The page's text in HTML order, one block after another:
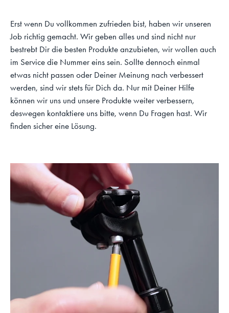
Erst wenn Du vollkommen zufrieden bist, haben wir unseren
Job richtig gemacht. Wir geben alles und sind nicht nur
bestrebt Dir die besten Produkte anzubieten, wir wollen auch
im Service die Nummer eins sein. Sollte dennoch einmal
etwas nicht passen oder Deiner Meinung nach verbessert
werden, sind wir stets für Dich da. Nur mit Deiner Hilfe
können wir uns und unsere Produkte weiter verbessern,
deswegen kontaktiere uns bitte, wenn Du Fragen hast. Wir
finden sicher eine Lösung.